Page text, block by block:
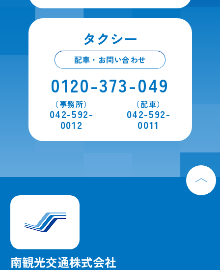
タクシー
配車・お問い合わせ
0120-373-049
（事務所）
042-592-
0012
（配車）
042-592-
0011
南観光交通株式会社